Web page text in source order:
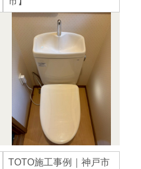
TOTO施工事例｜神戸市